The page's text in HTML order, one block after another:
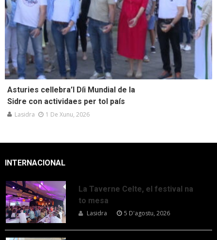
Asturies cellebra’l Díi Mundial de la
Sidre con actividaes per tol país
Lasidra 1 De Xunu, 2026
INTERNACIONAL
La Taverne Celte, el festival na
to mesa
Lasidra 5 D'agostu, 2026